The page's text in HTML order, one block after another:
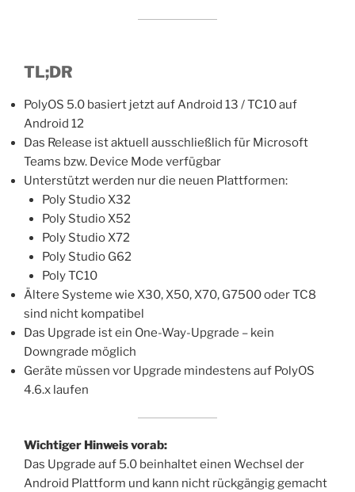
TL;DR
PolyOS 5.0 basiert jetzt auf Android 13 / TC10 auf
Android 12
Das Release ist aktuell ausschließlich für Microsoft
Teams bzw. Device Mode verfügbar
Unterstützt werden nur die neuen Plattformen:
Poly Studio X32
Poly Studio X52
Poly Studio X72
Poly Studio G62
Poly TC10
Ältere Systeme wie X30, X50, X70, G7500 oder TC8
sind nicht kompatibel
Das Upgrade ist ein One-Way-Upgrade – kein
Downgrade möglich
Geräte müssen vor Upgrade mindestens auf PolyOS
4.6.x laufen
Wichtiger Hinweis vorab:
Das Upgrade auf 5.0 beinhaltet einen Wechsel der
Android Plattform und kann nicht rückgängig gemacht